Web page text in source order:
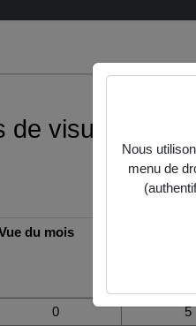
de
Modifier
du mois
0 5
Nous
menu de